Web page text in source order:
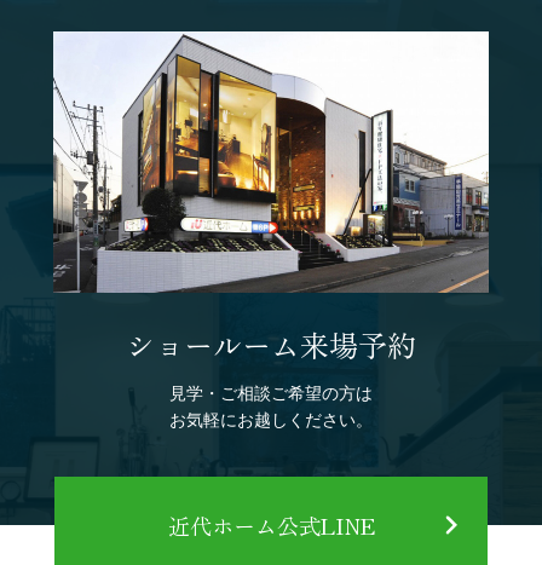
ショールーム来場予約
見学・ご相談ご希望の方は
お気軽にお越しください。
近代ホーム公式LINE